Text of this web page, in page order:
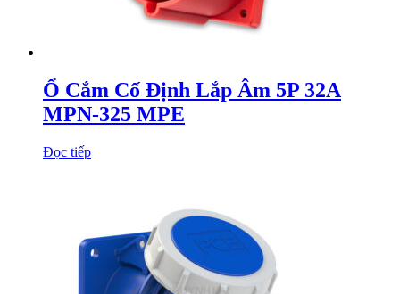
Ổ Cắm Cố Định Lắp Âm 5P 32A
MPN-325 MPE
Đọc tiếp